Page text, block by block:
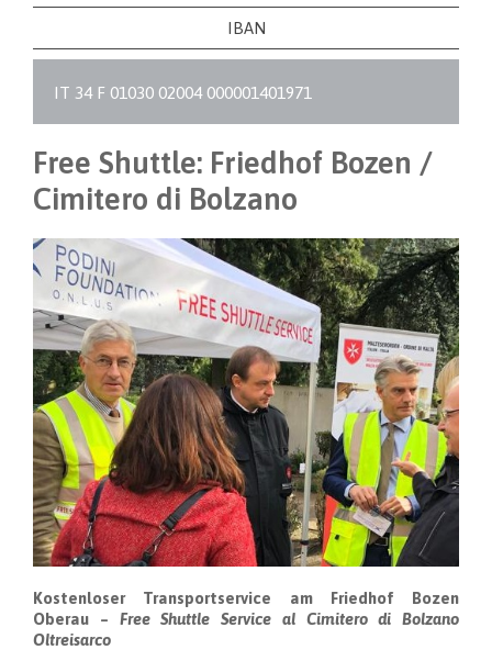
IBAN
IT 34 F 01030 02004 000001401971
Free Shuttle: Friedhof Bozen /
Cimitero di Bolzano
Kostenloser Transportservice am Friedhof Bozen
Oberau – Free Shuttle Service al Cimitero di Bolzano
Oltreisarco